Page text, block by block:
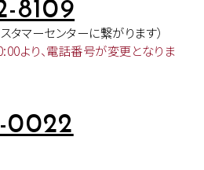
8109
タマーセンターに繋がります）
より、電話番号が変更となりま
0022